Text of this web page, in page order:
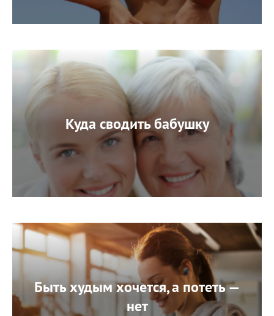
Куда сводить бабушку
Быть худым хочется, а потеть —
нет